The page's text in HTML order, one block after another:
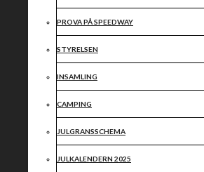
PROVA PÅ SPEEDWAY
STYRELSEN
INSAMLING
CAMPING
JULGRANSSCHEMA
JULKALENDERN 2025